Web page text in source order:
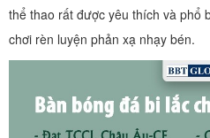
thể thao rất được yêu thích và phổ
chơi rèn luyện phản xạ nhạy bén.